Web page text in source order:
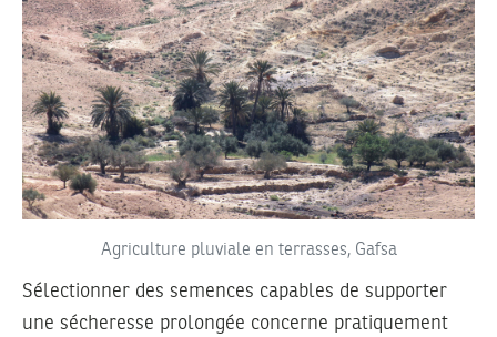
Agriculture pluviale en terrasses, Gafsa
Sélectionner des semences capables de supporter
une sécheresse prolongée concerne pratiquement